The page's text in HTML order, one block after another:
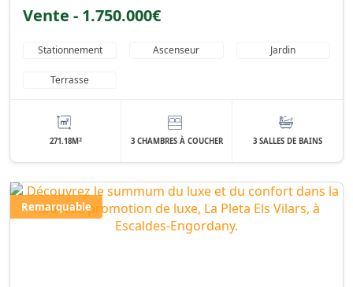
Vente - 1.750.000€
Stationnement Ascenseur Jardin
Terrasse
271.18M2 3 CHAMBRES À COUCHER 3 SALLES DE BAINS
Remarquable